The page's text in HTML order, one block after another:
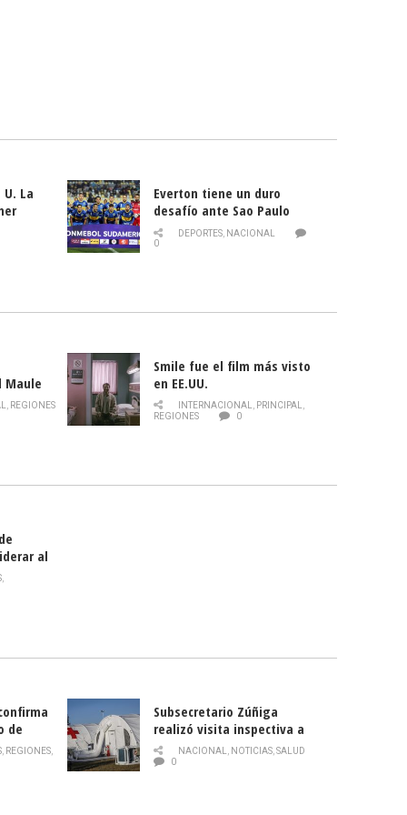
La
Everton tiene un duro
desafío ante Sao Paulo
DEPORTES, NACIONAL
0
Maule
de la
, REGIONES
Smile fue el film más visto
en EE.UU.
INTERNACIONAL, PRINCIPAL,
REGIONES
0
al
,
de
, REGIONES,
Subsecretario Zúñiga
realizó visita inspectiva a
Hospital Modular Sótero del
Río
NACIONAL, NOTICIAS,SALUD
0